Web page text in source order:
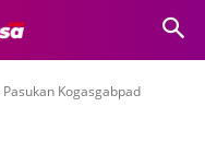
Kogasgabpad